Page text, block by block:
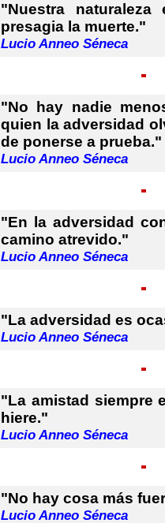
"Nuestra
presagia la muerte."
Lucio Anneo Séneca
"No hay nadie
quien la adversidad
de ponerse a prueba."
Lucio Anneo Séneca
"En la adversidad
camino atrevido."
Lucio Anneo Séneca
"La adversidad es
Lucio Anneo Séneca
"La amistad siempre
hiere."
Lucio Anneo Séneca
"No hay cosa más
Lucio Anneo Séneca